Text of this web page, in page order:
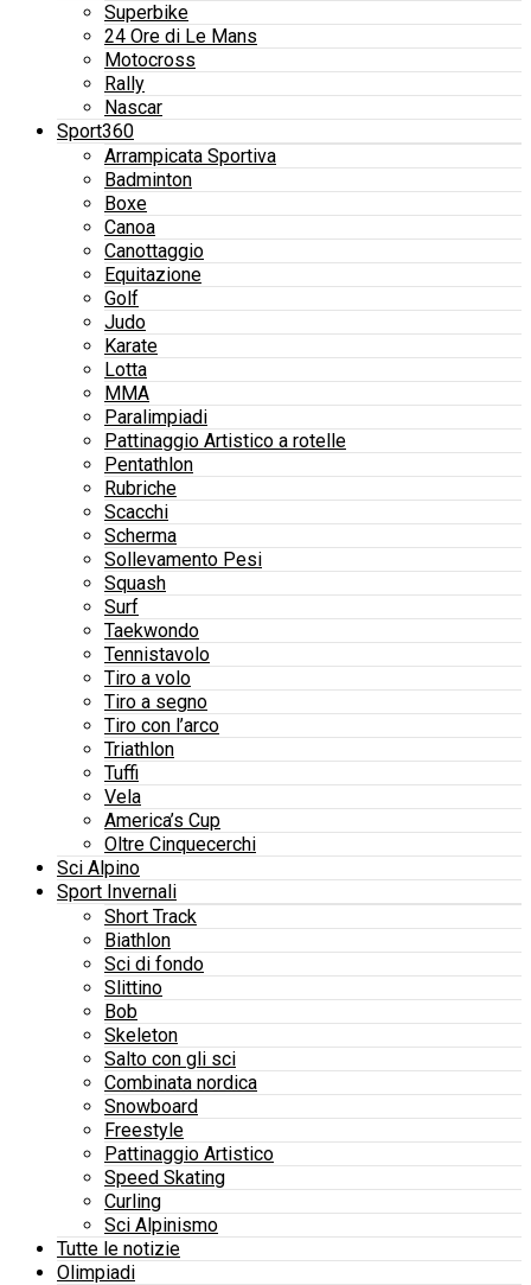
Superbike
24 Ore di Le Mans
Motocross
Rally
Nascar
Sport360
Arrampicata Sportiva
Badminton
Boxe
Canoa
Canottaggio
Equitazione
Golf
Judo
Karate
Lotta
MMA
Paralimpiadi
Pattinaggio Artistico a rotelle
Pentathlon
Rubriche
Scacchi
Scherma
Sollevamento Pesi
Squash
Surf
Taekwondo
Tennistavolo
Tiro a volo
Tiro a segno
Tiro con l’arco
Triathlon
Tuffi
Vela
America’s Cup
Oltre Cinquecerchi
Sci Alpino
Sport Invernali
Short Track
Biathlon
Sci di fondo
Slittino
Bob
Skeleton
Salto con gli sci
Combinata nordica
Snowboard
Freestyle
Pattinaggio Artistico
Speed Skating
Curling
Sci Alpinismo
Tutte le notizie
Olimpiadi